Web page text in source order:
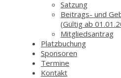
Satzung
Beitrags- und
(Gültig ab
Mitgliedsantrag
Platzbuchung
Sponsoren
Termine
Kontakt